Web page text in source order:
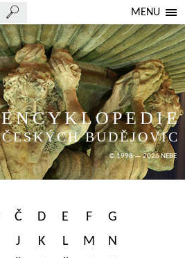
MENU
ENCYKLOPEDIE
ČESKÝCH BUDĚJOVIC
© 1998 — 2026 NEBE
Č D E F
G
J K L M
N